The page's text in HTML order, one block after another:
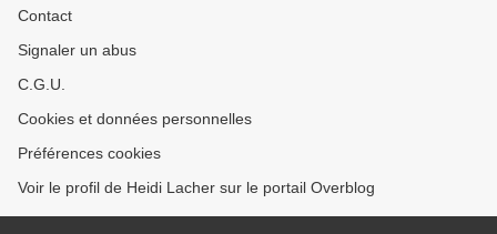
Contact
Signaler un abus
C.G.U.
Cookies et données personnelles
Préférences cookies
Voir le profil de Heidi Lacher sur le portail Overblog